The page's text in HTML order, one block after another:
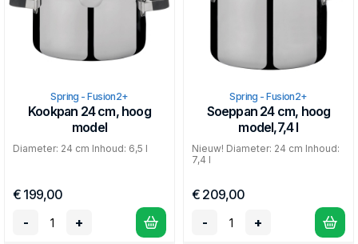
Spring - Fusion2+
Kookpan 24 cm, hoog
model
Diameter: 24 cm Inhoud: 6,5 l
€ 199,00
-
+
Spring - Fusion2+
Soeppan 24 cm, hoog
model,7,4 l
Nieuw! Diameter: 24 cm Inhoud:
7,4 l
€ 209,00
-
+